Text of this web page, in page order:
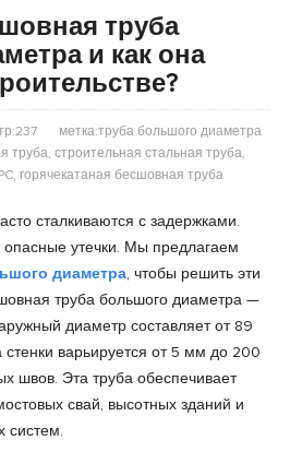
труба
и как она
метка:труба большого диаметра
труба, строительная стальная труба,
горячекатаная бесшовная труба
сталкиваются с задержками.
утечки. Мы предлагаем
диаметра, чтобы решить эти
труба большого диаметра —
диаметр составляет от 89
варьируется от 5 мм до 200
швов. Эта труба обеспечивает
свай, высотных зданий и
систем.